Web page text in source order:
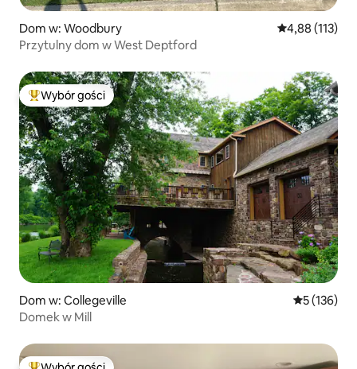
Dom w: Woodbury Średnia
4,88 (113)
Przytulny dom w West Deptford
Najpopularniejsze z kategorii Wybór gości
Wybór gości
Dom w: Collegeville Średnia
5 (136)
Domek w Mill